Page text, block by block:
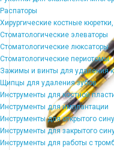
Распаторы
Хирургические костные
Стоматологические элеваторы
Стоматологические люксаторы
Стоматологические периотомы
Зажимы и винты для удаления
Щипцы для удаления зубов
Инструменты для костной
Инструменты для имплантации
Инструменты для открытого
Инструменты для закрытого
Инструменты для работы с